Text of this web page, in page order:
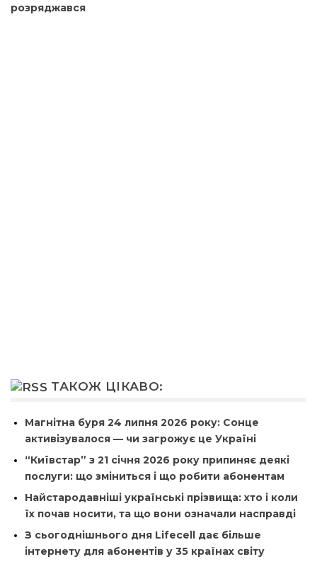
розряджався
ТАКОЖ ЦІКАВО:
Магнітна буря 24 липня 2026 року: Сонце
активізувалося — чи загрожує це Україні
“Київстар” з 21 січня 2026 року припиняє деякі
послуги: що зміниться і що робити абонентам
Найстародавніші українські прізвища: хто і коли
їх почав носити, та що вони означали насправді
З сьогоднішнього дня Lifecell дає більше
інтернету для абонентів у 35 країнах світу